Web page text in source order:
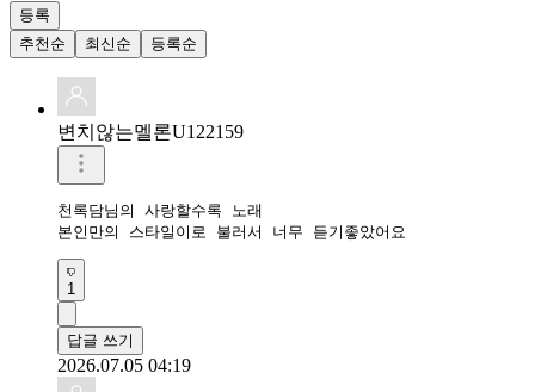
등록
추천순
최신순 등록순
변치않는멜론U122159
천록담님의 사랑할수록 노래
본인만의 스타일이로 불러서 너무 듣기좋았어요
1
답글 쓰기
2026.07.05 04:19